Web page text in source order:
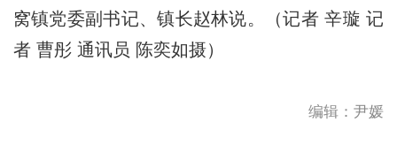
窝镇党委副书记、镇长赵林说。（记者 辛璇 记
者 曹彤 通讯员 陈奕如摄）
编辑：尹媛